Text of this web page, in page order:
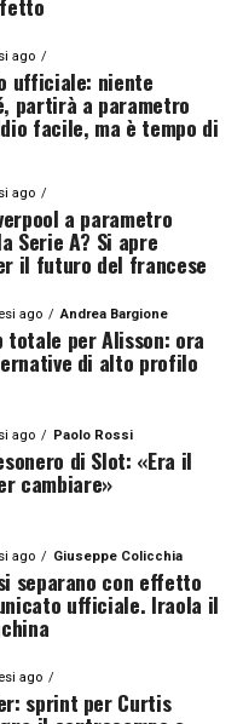
ago
ufficiale: niente
partirà a parametro
facile, ma è tempo di
ago
a parametro
Serie A? Si apre
il futuro del francese
ago Andrea Bargione
totale per Alisson: ora
di alto profilo
ago Paolo Rossi
di Slot: «Era il
cambiare»
ago Giuseppe Colicchia
separano con effetto
ufficiale. Iraola il
ago
sprint per Curtis